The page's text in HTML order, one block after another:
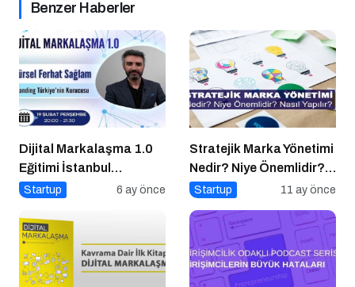
Benzer Haberler
Dijital Markalaşma 1.0
Eğitimi İstanbul
Üniversitesi’nde
Startup 6 ay önce
Stratejik Marka Yönetimi
Nedir? Niye Önemlidir?
Stratejik Marka Yönetimi
Startup 11 ay önce